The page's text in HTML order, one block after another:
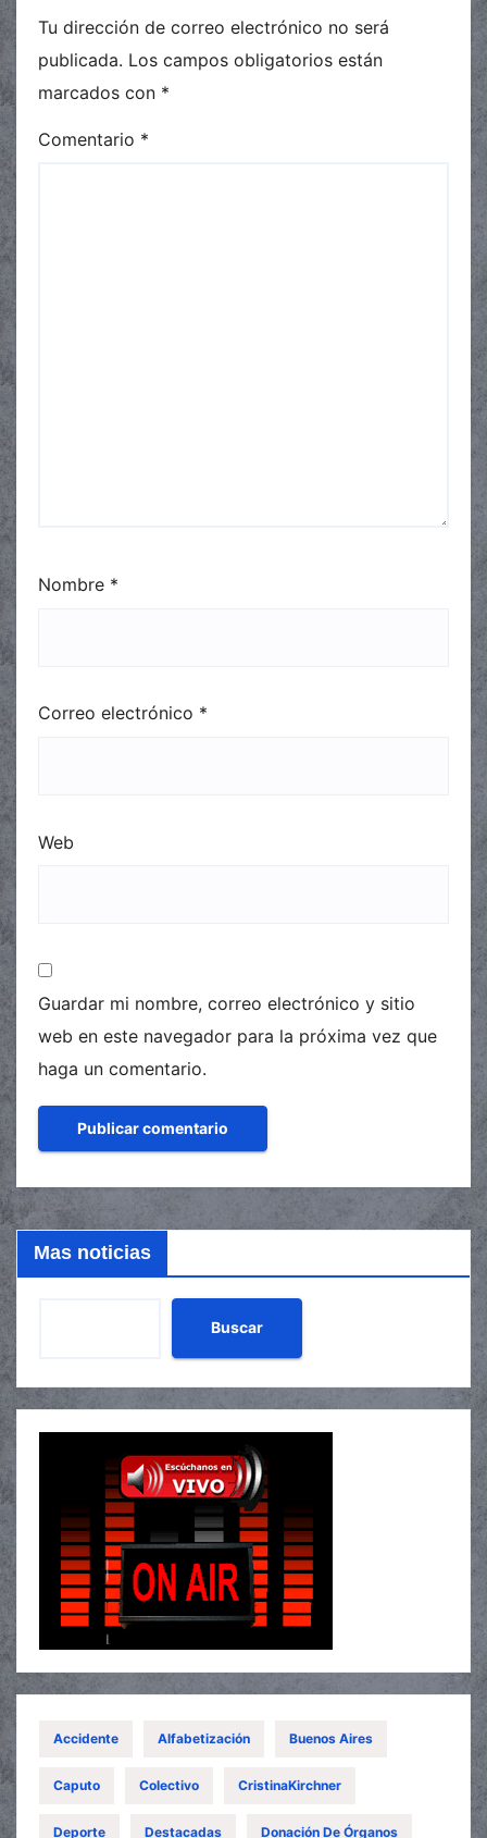
Tu dirección de correo electrónico no será
publicada. Los campos obligatorios están
marcados con *
Comentario *
Nombre *
Correo electrónico *
Web
Guardar mi nombre, correo electrónico y sitio
web en este navegador para la próxima vez que
haga un comentario.
Mas noticias
Buscar
Accidente Alfabetización Buenos Aires
Caputo Colectivo CristinaKirchner
Deporte Destacadas Donación De Órganos